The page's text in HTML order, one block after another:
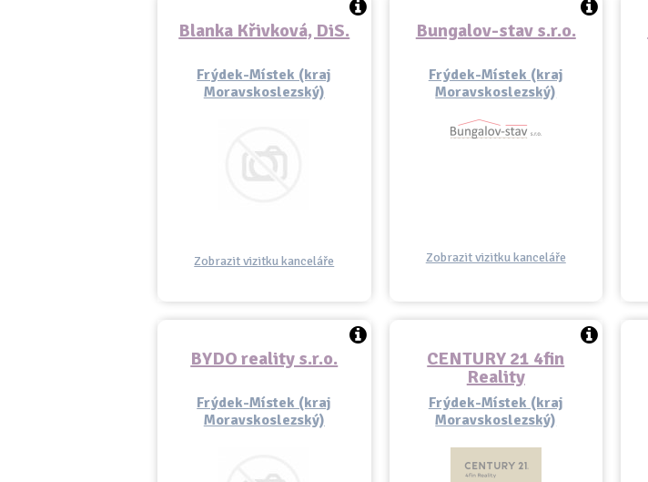
Blanka Křivková, DiS.
Frýdek-Místek (kraj
Moravskoslezský)
Zobrazit vizitku kanceláře
Bungalov-stav s.r.o.
Frýdek-Místek (kraj
Moravskoslezský)
Zobrazit vizitku kanceláře
BYDO reality s.r.o.
Frýdek-Místek (kraj
Moravskoslezský)
CENTURY 21 4fin
Reality
Frýdek-Místek (kraj
Moravskoslezský)